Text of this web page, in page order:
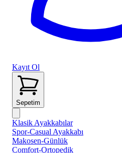
Kayıt Ol
Sepetim
Klasik Ayakkabılar
Spor-Casual Ayakkabı
Makosen-Günlük
Comfort-Ortopedik